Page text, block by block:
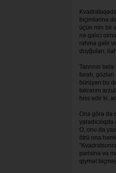
biçimlərinə
üçün min bir
nə qalıcı
rəhmə gəlir
duyğuları,
Tanrının
fə­rəh, gözləri
bürüyən bu
təkrarını
hiss edir ki,
Ona görə də
O, onu da
ötrü ona
pərisinə və
qiymət